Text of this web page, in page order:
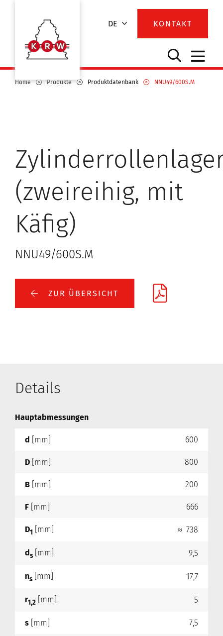
DE KONTAKT
Home Produkte Produktdatenbank NNU49/600S.M
(zweireihig, mit
Käfig)
NNU49/600S.M
ZUR ÜBERSICHT
Details
Hauptabmessungen
d [mm] 600
D [mm] 800
B [mm] 200
F [mm] 666
D1 [mm] ≈ 738
ds [mm] 9,5
ns [mm] 17,7
r1,2 [mm] 5
s [mm] 7,5